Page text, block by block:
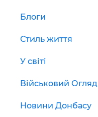
Блоги
Стиль життя
У світі
Військовий Огляд
Новини Донбасу